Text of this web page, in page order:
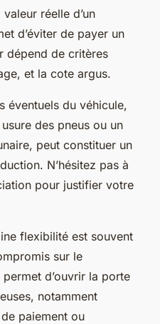
réelle d’un
d’éviter de payer un
dépend de critères
et la cote argus.
éventuels du véhicule,
des pneus ou un
peut constituer un
N’hésitez pas à
pour justifier votre
flexibilité est souvent
sur le
d’ouvrir la porte
notamment
paiement ou